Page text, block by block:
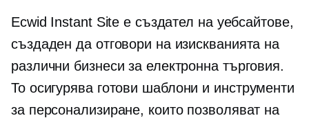
Ecwid Instant Site е създател на уебсайтове,
създаден да отговори на изискванията на
различни бизнеси за електронна търговия.
То осигурява готови шаблони и инструменти
за персонализиране, които позволяват на